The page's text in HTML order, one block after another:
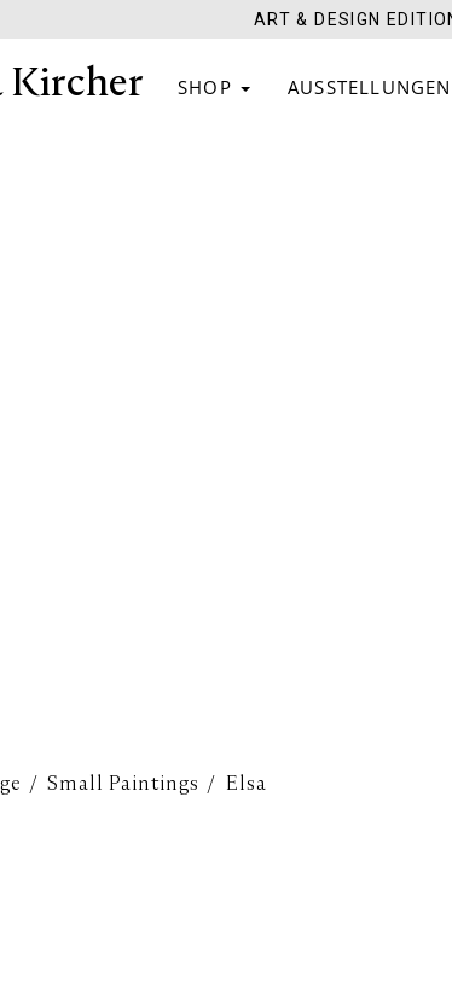
ART & DESIGN
Kircher SHOP AUSSTELLUNGEN
Small Paintings Elsa